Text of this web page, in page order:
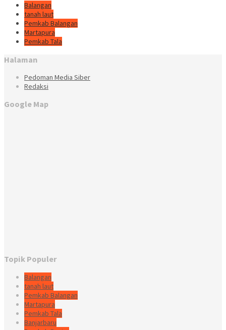
Balangan
tanah laut
Pemkab Balangan
Martapura
Pemkab Tala
Halaman
Pedoman Media Siber
Redaksi
Google Map
Topik Populer
Balangan
tanah laut
Pemkab Balangan
Martapura
Pemkab Tala
Banjarbaru